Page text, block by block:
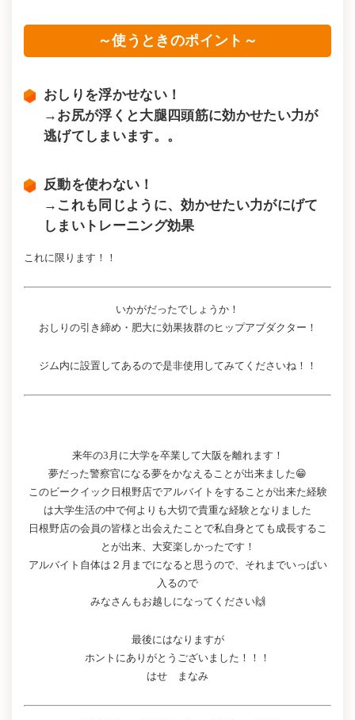
～使うときのポイント～
おしりを浮かせない！
→お尻が浮くと大腿四頭筋に効かせたい力が
逃げてしまいます。。
反動を使わない！
→これも同じように、効かせたい力がにげて
しまいトレーニング効果
これに限ります！！
いかがだったでしょうか！
おしりの引き締め・肥大に効果抜群のヒップアブダクター！
ジム内に設置してあるので是非使用してみてくださいね！！
来年の3月に大学を卒業して大阪を離れます！
夢だった警察官になる夢をかなえることが出来ました😁
このビークイック日根野店でアルバイトをすることが出来た経験
は大学生活の中で何よりも大切で貴重な経験となりました
日根野店の会員の皆様と出会えたことで私自身とても成長するこ
とが出来、大変楽しかったです！
アルバイト自体は２月までになると思うので、それまでいっぱい
入るので
みなさんもお越しになってください🙌
最後にはなりますが
ホントにありがとうございました！！！
はせ まなみ